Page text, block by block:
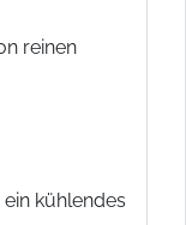
reinen
kühlendes